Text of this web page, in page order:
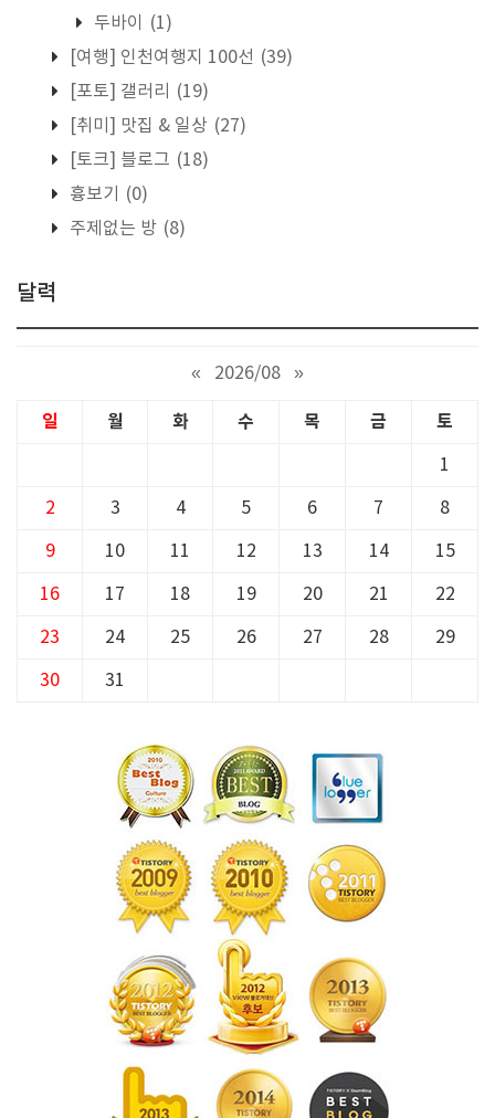
두바이
(1)
[여행] 인천여행지 100선 (39)
[포토] 갤러리
(19)
[취미] 맛집 & 일상 (27)
[토크] 블로그 (18)
흉보기
(0)
주제없는 방 (8)
달력
« 2026/08 »
일 월 화 수 목 금 토
1
2 3 4 5 6 7 8
9 10 11 12 13 14 15
16 17 18 19 20 21 22
23 24 25 26 27 28 29
30 31